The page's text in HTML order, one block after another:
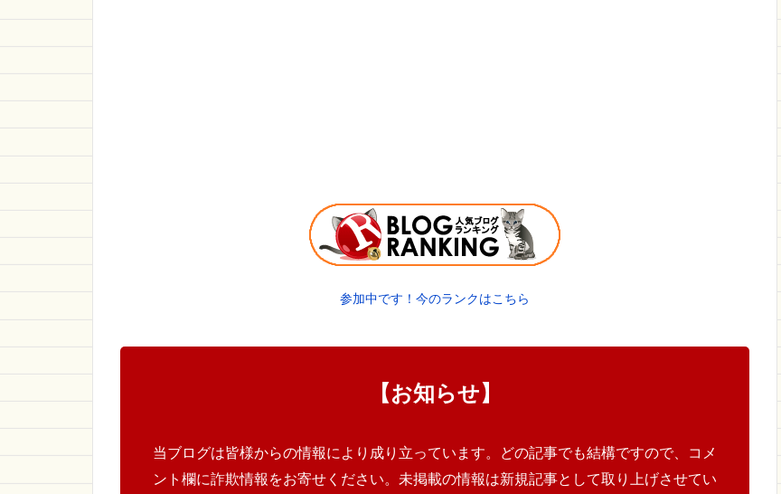
参加中です！今のランクはこちら
【お知らせ】
当ブログは皆様からの情報により成り立っています。どの記事でも結構ですので、コメ
ント欄に詐欺情報をお寄せください。未掲載の情報は新規記事として取り上げさせてい